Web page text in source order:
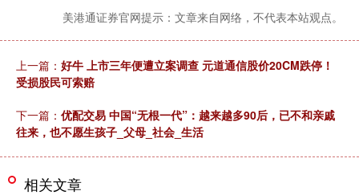
美港通证券官网提示：文章来自网络，不代表本站观点。
上一篇： 好牛 上市三年便遭立案调查 元道通信股价20CM跌停！
受损股民可索赔
下一篇： 优配交易 中国“无根一代”：越来越多90后，已不和亲戚
往来，也不愿生孩子_父母_社会_生活
相关文章